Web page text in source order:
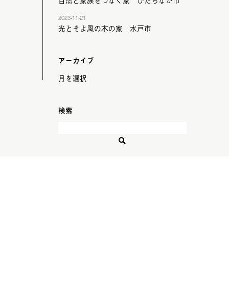
2023-11-21
光とそよ風の木の家 水戸市
アーカイブ
検索